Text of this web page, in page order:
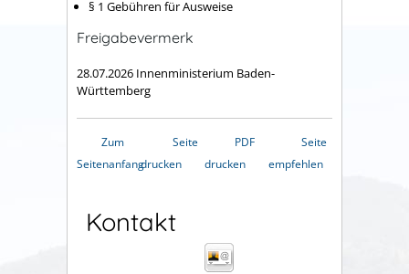
§ 1 Gebühren für Ausweise
Freigabevermerk
28.07.2026 Innenministerium Baden-
Württemberg
Zum
Seitenanfang
Seite
drucken
PDF
drucken
Seite
empfehlen
Kontakt